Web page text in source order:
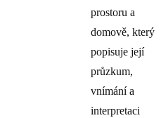
prostoru a
domově, který
popisuje její
průzkum,
vnímání a
interpretaci